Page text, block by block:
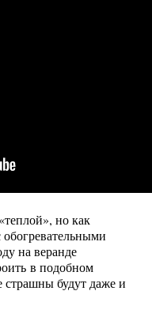
но как
на веранде
в подобном
будут даже и